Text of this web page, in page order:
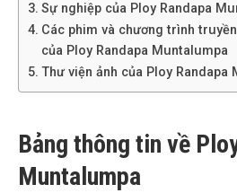
Sự nghiệp của Ploy Randapa
Các phim và chương trình
của Ploy Randapa Muntalumpa
Thư viện ảnh của Ploy Randapa
Bảng thông tin về
Muntalumpa